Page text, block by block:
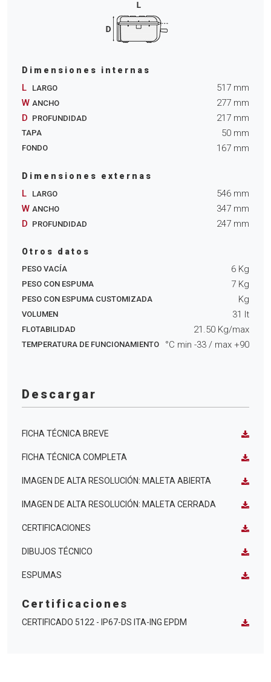
Dimensiones internas
L LARGO 517 mm
W ANCHO 277 mm
D PROFUNDIDAD 217 mm
TAPA 50 mm
FONDO 167 mm
Dimensiones externas
L LARGO 546 mm
W ANCHO 347 mm
D PROFUNDIDAD 247 mm
Otros datos
PESO VACÍA 6 Kg
PESO CON ESPUMA 7 Kg
PESO CON ESPUMA CUSTOMIZADA Kg
VOLUMEN 31 lt
FLOTABILIDAD 21.50 Kg/max
TEMPERATURA DE FUNCIONAMIENTO °C min -33 / max +90
Descargar
FICHA TÉCNICA BREVE
FICHA TÉCNICA COMPLETA
IMAGEN DE ALTA RESOLUCIÓN: MALETA ABIERTA
IMAGEN DE ALTA RESOLUCIÓN: MALETA CERRADA
CERTIFICACIONES
DIBUJOS TÉCNICO
ESPUMAS
Certificaciones
CERTIFICADO 5122 - IP67-DS ITA-ING EPDM